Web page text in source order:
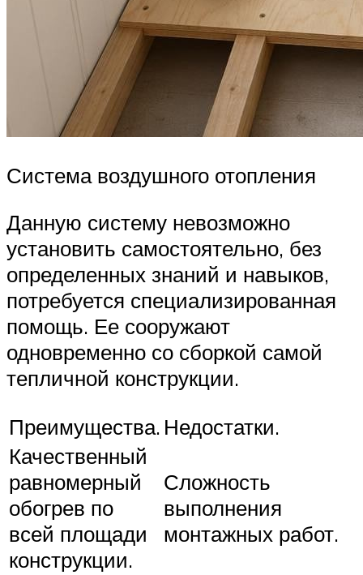
Система воздушного отопления
Данную систему невозможно
установить самостоятельно, без
определенных знаний и навыков,
потребуется специализированная
помощь. Ее сооружают
одновременно со сборкой самой
тепличной конструкции.
Преимущества. Недостатки.
Качественный
равномерный
обогрев по
всей площади
конструкции.
Сложность
выполнения
монтажных работ.